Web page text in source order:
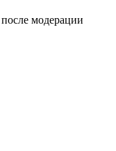
модерации